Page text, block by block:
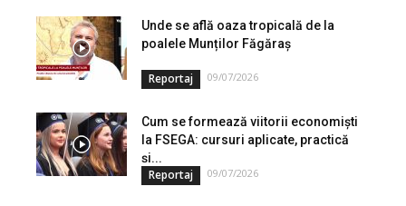
Unde se află oaza tropicală de la
poalele Munților Făgăraș
Reportaj 09/07/2026
Cum se formează viitorii economiști
la FSEGA: cursuri aplicate, practică
și...
Reportaj 09/07/2026